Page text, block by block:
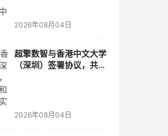
2026年08月04日
超擎数智与香港中文大学
（深圳）签署协议，共建
2026年08月04日